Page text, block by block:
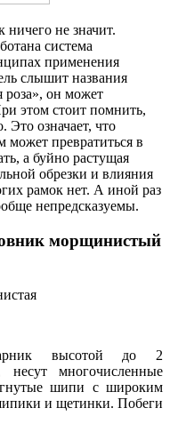
ничего не значит.
система
применения
слышит названия
роза», он может
этом стоит помнить,
Это означает, что
может превратиться в
а буйно растущая
обрезки и влияния
рамок нет. А иной раз
непредсказуемы.
морщинистый
высотой до 2
многочисленные
шипи с широким
и щетинки. Побеги